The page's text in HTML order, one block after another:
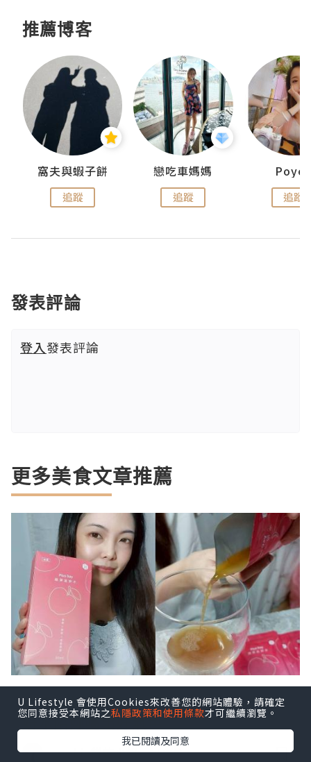
推薦博客
窩夫與蝦子餅
追蹤
戀吃車媽媽
追蹤 追蹤
發表評論
登入發表評論
更多美食文章推薦
護膚｜忙碌也要漂亮！PlusDay蘋果美
妍水陪妳喝出好氣色
cookie餅乾小姐 4小時前
U Lifestyle 會使用Cookies來改善您的網站體驗，請確定
您同意接受本網站之私隱政策和使用條款才可繼續瀏覽。
我已閱讀及同意